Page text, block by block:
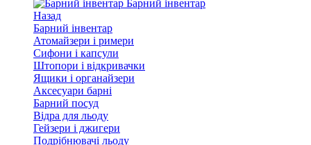
Барний інвентар
Назад
Барний інвентар
Атомайзери і римери
Сифони і капсули
Штопори і відкривачки
Ящики і органайзери
Аксесуари барні
Барний посуд
Відра для льоду
Гейзери і джигери
Подрібнювачі льоду